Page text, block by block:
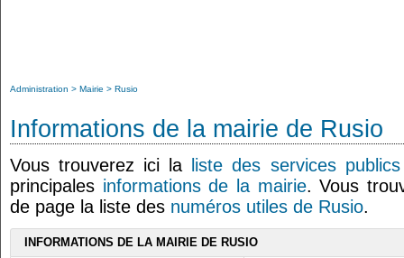
Administration Mairie Rusio
Informations de la mairie de Rusio
Vous trouverez ici la
liste des services
principales informations de la mairie. Vous
de page la liste des numéros utiles de Rusio.
INFORMATIONS DE LA MAIRIE DE RUSIO